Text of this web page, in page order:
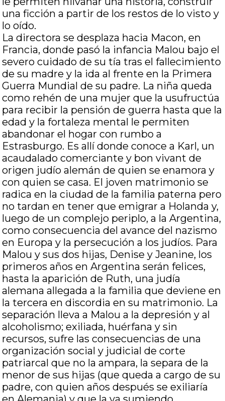
una ficción a partir de los restos de lo visto y
lo oído.
La directora se desplaza hacia Macon, en
Francia, donde pasó la infancia Malou bajo el
severo cuidado de su tía tras el fallecimiento
de su madre y la ida al frente en la Primera
Guerra Mundial de su padre. La niña queda
como rehén de una mujer que la usufructúa
para recibir la pensión de guerra hasta que la
edad y la fortaleza mental le permiten
abandonar el hogar con rumbo a
Estrasburgo. Es allí donde conoce a Karl, un
acaudalado comerciante y bon vivant de
origen judío alemán de quien se enamora y
con quien se casa. El joven matrimonio se
radica en la ciudad de la familia paterna pero
no tardan en tener que emigrar a Holanda y,
luego de un complejo periplo, a la Argentina,
como consecuencia del avance del nazismo
en Europa y la persecución a los judíos. Para
Malou y sus dos hijas, Denise y Jeanine, los
primeros años en Argentina serán felices,
hasta la aparición de Ruth, una judía
alemana allegada a la familia que deviene en
la tercera en discordia en su matrimonio. La
separación lleva a Malou a la depresión y al
alcoholismo; exiliada, huérfana y sin
recursos, sufre las consecuencias de una
organización social y judicial de corte
patriarcal que no la ampara, la separa de la
menor de sus hijas (que queda a cargo de su
padre, con quien años después se exiliaría